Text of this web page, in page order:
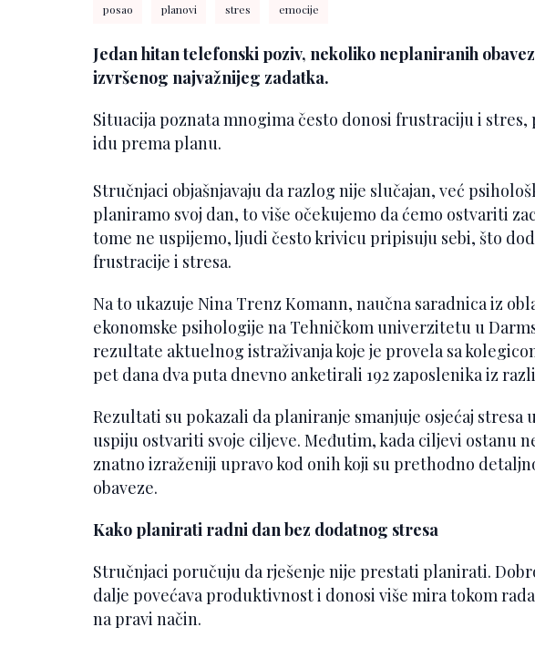
posao planovi stres emocije
Jedan hitan telefonski poziv, nekoliko neplaniranih
izvršenog najvažnijeg zadatka.
Situacija poznata mnogima često donosi frustraciju i stres,
idu prema planu.
Stručnjaci objašnjavaju da razlog nije slučajan, već
planiramo svoj dan, to više očekujemo da ćemo ostvariti
tome ne uspijemo, ljudi često krivicu pripisuju sebi, što
frustracije i stresa.
Na to ukazuje Nina Trenz Komann, naučna saradnica iz
ekonomske psihologije na Tehničkom univerzitetu u
rezultate aktuelnog istraživanja koje je provela sa
pet dana dva puta dnevno anketirali 192 zaposlenika iz
Rezultati su pokazali da planiranje smanjuje osjećaj stresa
uspiju ostvariti svoje ciljeve. Međutim, kada ciljevi ostanu
znatno izraženiji upravo kod onih koji su prethodno
obaveze.
Kako planirati radni dan bez dodatnog stresa
Stručnjaci poručuju da rješenje nije prestati planirati.
dalje povećava produktivnost i donosi više mira tokom
na pravi način.